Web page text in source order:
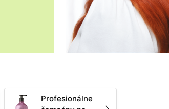
hlavy je vhodné
na dĺžky a končeky,
úprave. Preto je
lesk a znižujú
Profesionálne